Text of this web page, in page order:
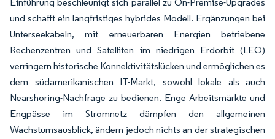
und schafft ein langfristiges hybrides Modell. Ergänzungen bei
Unterseekabeln, mit erneuerbaren Energien betriebene
Rechenzentren und Satelliten im niedrigen Erdorbit (LEO)
verringern historische Konnektivitätslücken und ermöglichen es
dem südamerikanischen IT-Markt, sowohl lokale als auch
Nearshoring-Nachfrage zu bedienen. Enge Arbeitsmärkte und
Engpässe im Stromnetz dämpfen den allgemeinen
Wachstumsausblick, ändern jedoch nichts an der strategischen